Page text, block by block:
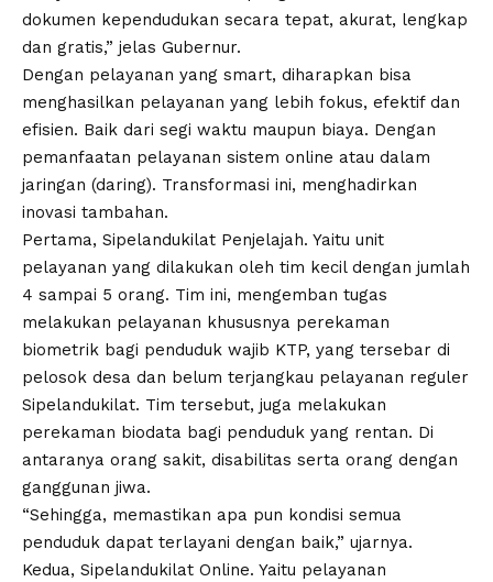
dokumen kependudukan secara tepat, akurat, lengkap
dan gratis,” jelas Gubernur.
Dengan pelayanan yang smart, diharapkan bisa
menghasilkan pelayanan yang lebih fokus, efektif dan
efisien. Baik dari segi waktu maupun biaya. Dengan
pemanfaatan pelayanan sistem online atau dalam
jaringan (daring). Transformasi ini, menghadirkan
inovasi tambahan.
Pertama, Sipelandukilat Penjelajah. Yaitu unit
pelayanan yang dilakukan oleh tim kecil dengan jumlah
4 sampai 5 orang. Tim ini, mengemban tugas
melakukan pelayanan khususnya perekaman
biometrik bagi penduduk wajib KTP, yang tersebar di
pelosok desa dan belum terjangkau pelayanan reguler
Sipelandukilat. Tim tersebut, juga melakukan
perekaman biodata bagi penduduk yang rentan. Di
antaranya orang sakit, disabilitas serta orang dengan
ganggunan jiwa.
“Sehingga, memastikan apa pun kondisi semua
penduduk dapat terlayani dengan baik,” ujarnya.
Kedua, Sipelandukilat Online. Yaitu pelayanan